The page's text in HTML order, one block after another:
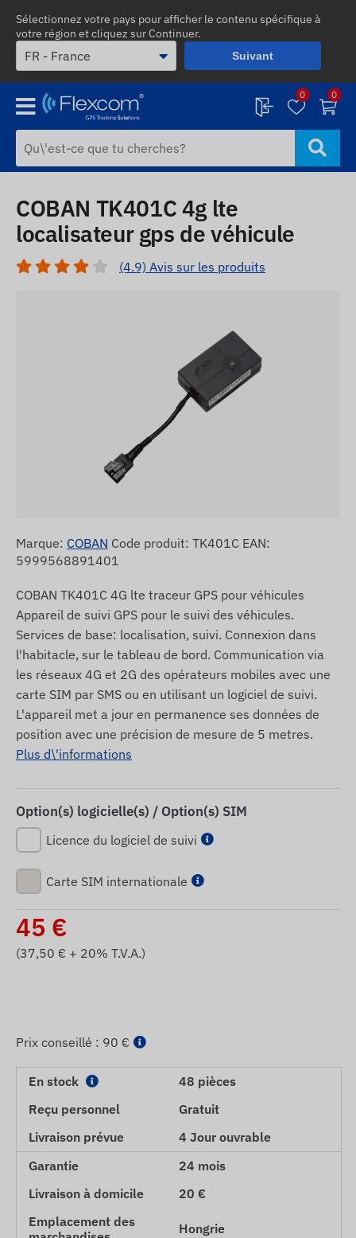
Sélectionnez votre pays pour afficher le contenu spécifique à
votre région et cliquez sur Continuer.
Suivant
0 0
COBAN TK401C 4g lte
localisateur gps de véhicule
(4.9) Avis sur les produits
Marque: COBAN Code produit: TK401C EAN:
5999568891401
COBAN TK401C 4G lte traceur GPS pour véhicules
Appareil de suivi GPS pour le suivi des véhicules.
Services de base: localisation, suivi. Connexion dans
l'habitacle, sur le tableau de bord. Communication via
les réseaux 4G et 2G des opérateurs mobiles avec une
carte SIM par SMS ou en utilisant un logiciel de suivi.
L'appareil met a jour en permanence ses données de
position avec une précision de mesure de 5 metres.
Plus d\'informations
Option(s) logicielle(s) / Option(s) SIM
Licence du logiciel de suivi
Carte SIM internationale
45 €
(37,50 € + 20% T.V.A.)
Prix ​​conseillé : 90 €
En stock
48 pièces
Reçu personnel
Gratuit
Livraison prévue
4 Jour ouvrable
Garantie
24 mois
Livraison à domicile
20 €
Emplacement des
Hongrie